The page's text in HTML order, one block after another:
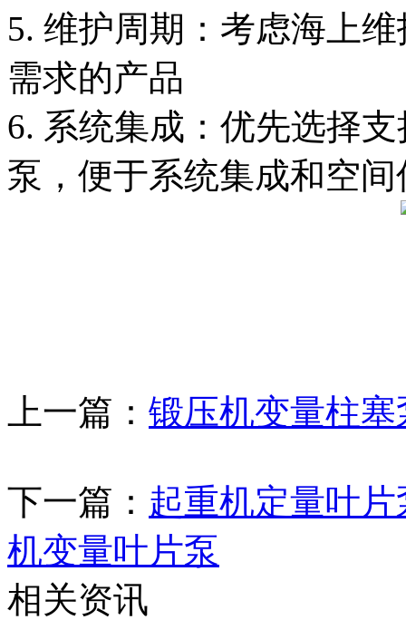
5. 维护周期：考虑海上
需求的产品
6. 系统集成：优先选择
泵，便于系统集成和空间
上一篇： 锻压机变量柱
下一篇： 起重机定量叶
机变量叶片泵
相关资讯